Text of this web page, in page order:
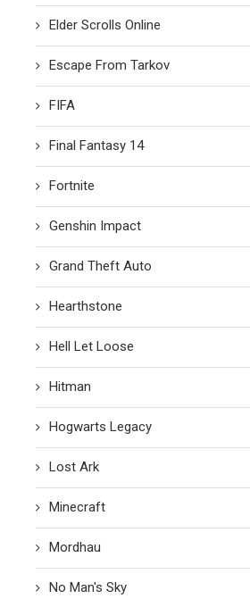
Elder Scrolls Online
Escape From Tarkov
FIFA
Final Fantasy 14
Fortnite
Genshin Impact
Grand Theft Auto
Hearthstone
Hell Let Loose
Hitman
Hogwarts Legacy
Lost Ark
Minecraft
Mordhau
No Man's Sky